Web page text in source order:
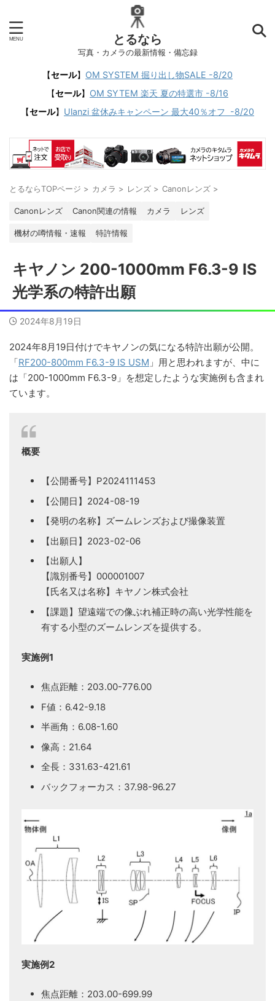
とるなら
写真・カメラの最新情報・備忘録
【セール】 OM SYSTEM 掘り出し物SALE -8/20
【セール】 OM SYTEM 楽天 夏の特選市 -8/16
【セール】 Ulanzi 盆休みキャンペーン 最大40％オフ -8/20
とるならTOPページ > カメラ > レンズ > Canonレンズ >
Canonレンズ Canon関連の情報 カメラ レンズ
機材の噂情報・速報 特許情報
キヤノン 200-1000mm F6.3-9 IS
光学系の特許出願
2024年8月19日
2024年8月19日付けでキヤノンの気になる特許出願が公開。
「RF200-800mm F6.3-9 IS USM 」用と思われますが、中に
は「200-1000mm F6.3-9」を想定したような実施例も含まれ
ています。
概要
【公開番号】P2024111453
【公開日】2024-08-19
【発明の名称】ズームレンズおよび撮像装置
【出願日】2023-02-06
【出願人】
【識別番号】000001007
【氏名又は名称】キヤノン株式会社
【課題】望遠端での像ぶれ補正時の高い光学性能を
有する小型のズームレンズを提供する。
実施例1
焦点距離：203.00-776.00
F値：6.42-9.18
半画角：6.08-1.60
像高：21.64
全長：331.63-421.61
バックフォーカス：37.98-96.27
実施例2
焦点距離：203.00-699.99